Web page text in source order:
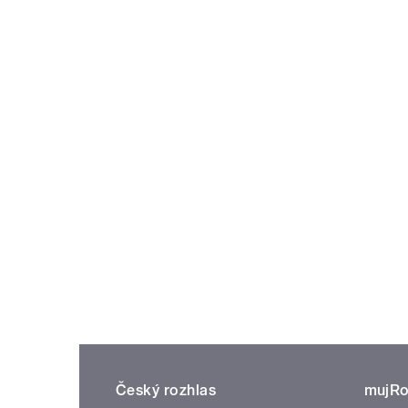
Český rozhlas